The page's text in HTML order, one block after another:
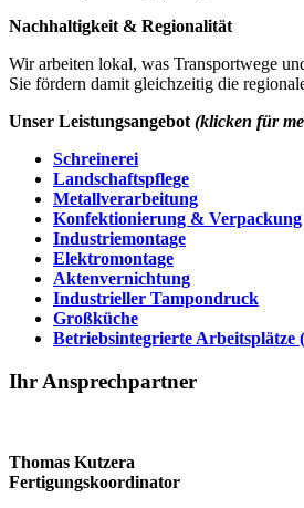
Nachhaltigkeit & Regionalität
Wir arbeiten lokal, was Transportwege
Sie fördern damit gleichzeitig die
Unser Leistungsangebot(klicken für
Schreinerei
Landschaftspflege
Metallverarbeitung
Konfektionierung & Verpackung
Industriemontage
Elektromontage
Aktenvernichtung
Industrieller Tampondruck
Großküche
Betriebsintegrierte Arbeitsplätze
Ihr Ansprechpartner
Thomas Kutzera
Fertigungskoordinator